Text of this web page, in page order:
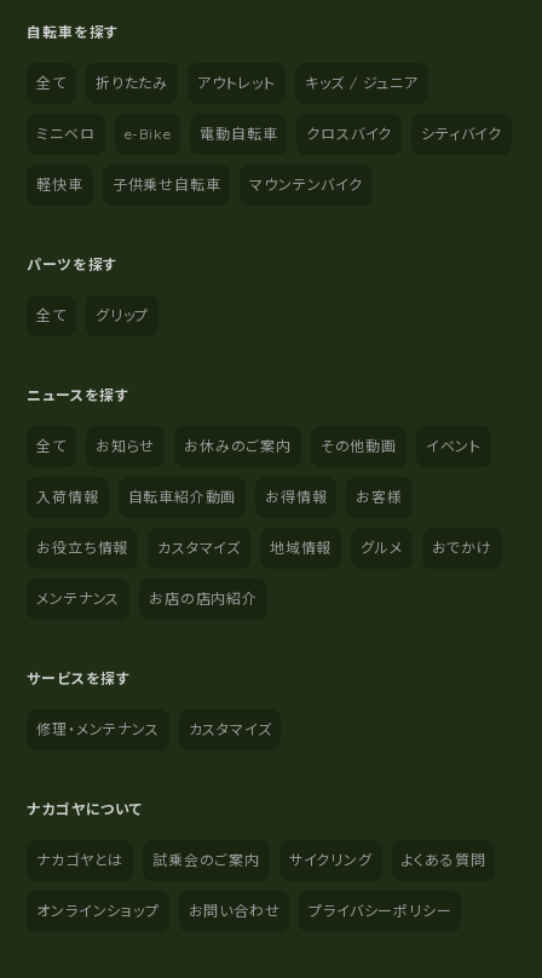
自転車を探す
全て 折りたたみ アウトレット キッズ / ジュニア
ミニベロ e-Bike 電動自転車 クロスバイク シティバイク
軽快車 子供乗せ自転車 マウンテンバイク
パーツを探す
全て グリップ
ニュースを探す
全て お知らせ お休みのご案内 その他動画 イベント
入荷情報 自転車紹介動画 お得情報 お客様
お役立ち情報 カスタマイズ 地域情報 グルメ おでかけ
メンテナンス お店の店内紹介
サービスを探す
修理・メンテナンス カスタマイズ
ナカゴヤについて
ナカゴヤとは 試乗会のご案内 サイクリング よくある質問
オンラインショップ お問い合わせ プライバシーポリシー